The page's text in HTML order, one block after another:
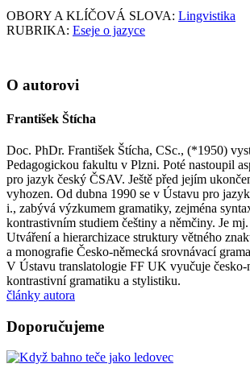
OBORY A KLÍČOVÁ SLOVA: Lingvistika
RUBRIKA: Eseje o jazyce
O autorovi
František Štícha
Doc. PhDr. František Štícha, CSc., (*1950)
Pedagogickou fakultu v Plzni. Poté nastoupil
pro jazyk český ČSAV. Ještě před jejím
vyhozen. Od dubna 1990 se v Ústavu pro
i., zabývá výzkumem gramatiky, zejména
kontrastivním studiem češtiny a němčiny. Je
Utváření a hierarchizace struktury větného
a monografie Česko-německá srovnávací
V Ústavu translatologie FF UK vyučuje
kontrastivní gramatiku a stylistiku.
články autora
Doporučujeme